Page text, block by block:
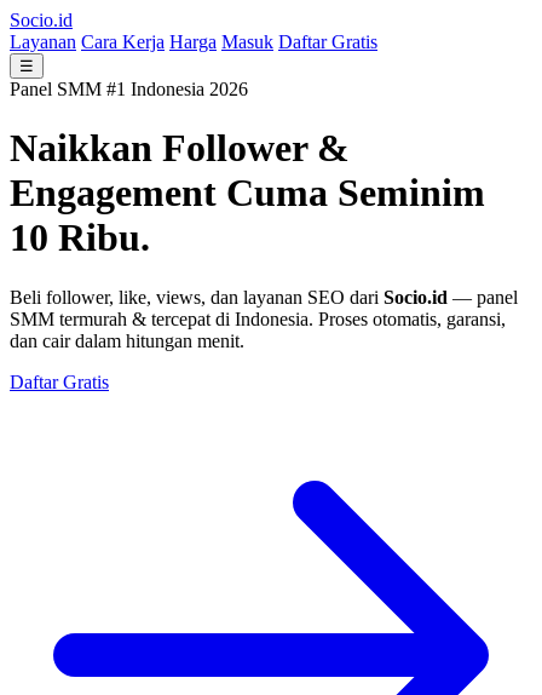
Socio.id
Layanan Cara Kerja Harga Masuk Daftar Gratis
☰
Panel SMM #1 Indonesia 2026
Naikkan Follower &
Engagement Cuma Seminim
10 Ribu.
Beli follower, like, views, dan layanan SEO dari Socio.id — panel
SMM termurah & tercepat di Indonesia. Proses otomatis, garansi,
dan cair dalam hitungan menit.
Daftar Gratis